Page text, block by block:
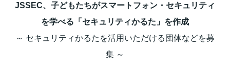
JSSEC、子どもたちがスマートフォン・セキュリティ
を学べる「セキュリティかるた」を作成
～ セキュリティかるたを活用いただける団体などを募
集 ～